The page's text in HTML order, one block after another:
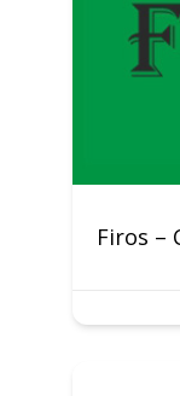
Firos –